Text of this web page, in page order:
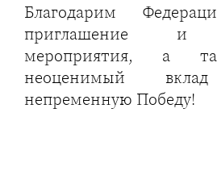
Благодарим
приглашение и
мероприятия, а
неоценимый
непременную Победу!